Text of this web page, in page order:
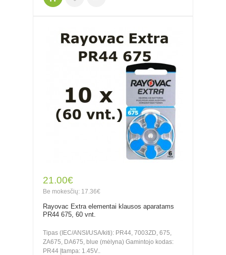
21.00€
Be mokesčių: 17.36€
Rayovac Extra elementai klausos aparatams
PR44 675, 60 vnt.
Tipas (IEC/ANSI/USA/kiti): PR44, 7003ZD, 675,
ZA675, DA675, blue (mėlyna) Gamintojo kodas:
PR44 Įtampa: 1.45V..